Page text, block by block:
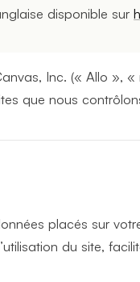
disponible sur
Inc. (« Allo »,
que nous
placés sur
du site,